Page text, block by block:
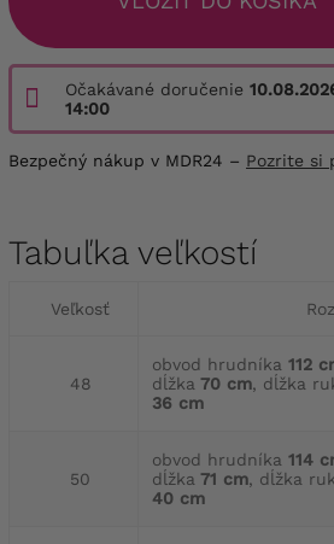
Očakávané doručenie
14:00
Bezpečný nákup v MDR24 – Pozrite si
Tabuľka veľkostí
Veľkosť
48
obvod hrudníka 112
dĺžka 70 cm, dĺžka
36 cm
50
obvod hrudníka 114
dĺžka 71 cm, dĺžka
40 cm